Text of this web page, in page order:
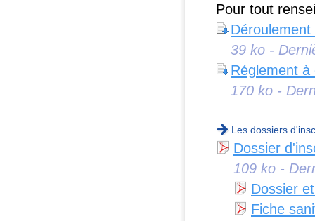
Pour tout
39 ko -
Réglement à
170 ko -
Les dossiers
Dossier
109 ko -
Dossier
Fiche